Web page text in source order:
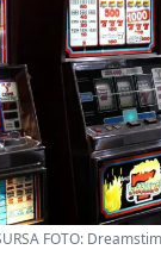
FOTO: